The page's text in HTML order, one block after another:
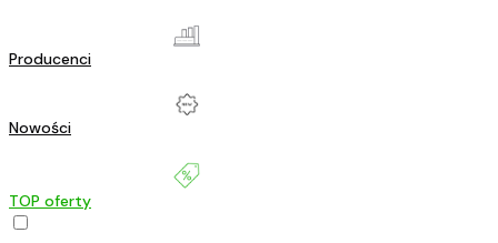
Producenci
Nowości
TOP oferty